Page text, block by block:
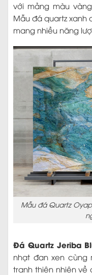
với mảng màu
Mẫu đá quartz xanh
mang nhiều năng
Mẫu đá Quartz
Đá Quartz Jeriba
nhạt đan xen cùng
tranh thiên nhiên